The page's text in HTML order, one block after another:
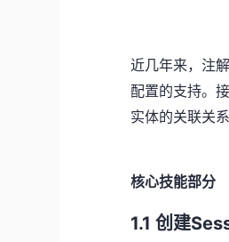
近几年来，注
配置的支持。
实体的关联关系
核心技能部分
1.1创建